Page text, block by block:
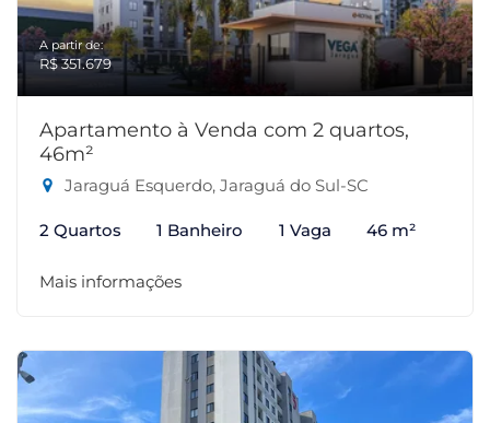
A partir de:
R$ 351.679
Apartamento à Venda com 2 quartos,
46m²
Jaraguá Esquerdo, Jaraguá do Sul-SC
2 Quartos 1 Banheiro 1 Vaga 46 m²
Mais informações